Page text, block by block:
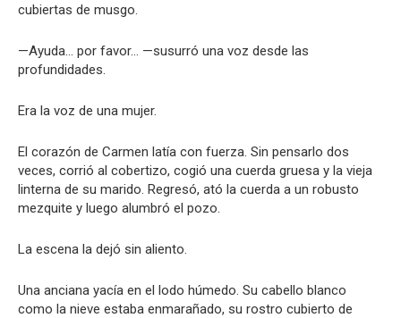
cubiertas de musgo.
—Ayuda… por favor… —susurró una voz desde las
profundidades.
Era la voz de una mujer.
El corazón de Carmen latía con fuerza. Sin pensarlo dos
veces, corrió al cobertizo, cogió una cuerda gruesa y la vieja
linterna de su marido. Regresó, ató la cuerda a un robusto
mezquite y luego alumbró el pozo.
La escena la dejó sin aliento.
Una anciana yacía en el lodo húmedo. Su cabello blanco
como la nieve estaba enmarañado, su rostro cubierto de